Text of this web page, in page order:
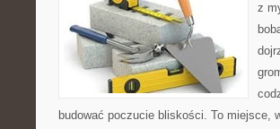
z
budować poczucie bliskości. To miejsce,